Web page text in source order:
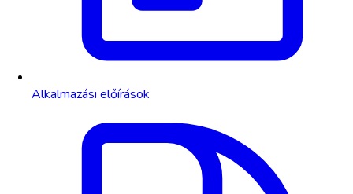
Alkalmazási előírások